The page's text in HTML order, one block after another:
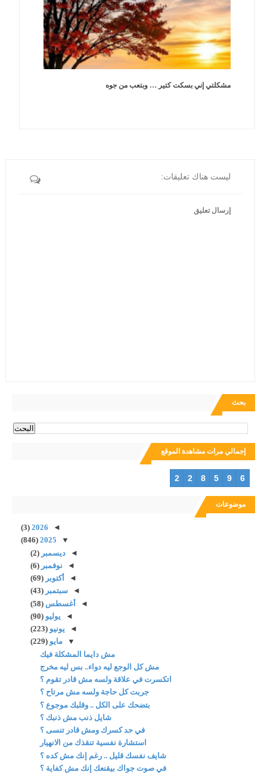
مشكلتي إني بسكت كتير … وبتعب من جوه
ليست هناك تعليقات:
إرسال تعليق
بحث
إجمالي مرات مشاهدة الموقع
2 2 8 5 9 6
موضوعات
◄
2026
(3)
▼
2025
(846)
◄ديسمبر(2)
◄ نوفمبر(6)
◄
أكتوبر(69)
◄سبتمبر(43)
◄أغسطس(58)
◄ يوليو(90)
◄ يونيو(223)
▼مايو(229)
مش دايما المشكلة فيك
مش كل الوجع ليه دواء.. بس ليه مخرج
اتكسرت في علاقة ولسه مش قادر تقوم ؟
جربت كل حاجة ولسه مش مرتاح ؟
بتضحك على الكل .. وقلبك موجوع ؟
شايل ذنب مش ذنبك ؟
في حد كسرك ومش قادر تنسى ؟
استشارة نفسية تنقذك من الانهيار
شايف نفسك قليل .. رغم إنك مش كده ؟
في صوت جواك بيقنعك إنك مش كفاية ؟